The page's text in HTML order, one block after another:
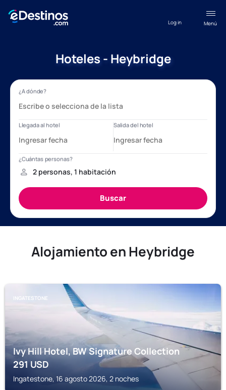
Menú
Log in
Hoteles - Heybridge
Alojamiento en Heybridge
INGATESTONE
Ivy Hill Hotel, BW Signature Collection
291USD
Ingatestone, 16 agosto 2026, 2 noches